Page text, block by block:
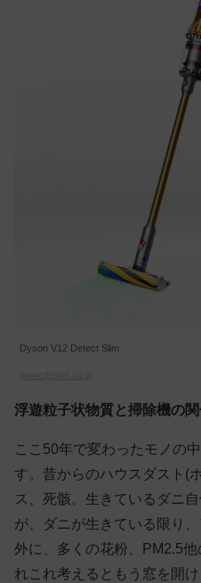
Dyson V12 Detect Slim
www.dyson.co.jp
浮遊粒子状物質と掃除機の
ここ50年で変わったモノの
す。昔からのハウスダスト(
ス、死骸。生きているダニ
が、ダニが生きている限り
外に、多くの花粉、PM2.5
れこれ考えるともう窓を開